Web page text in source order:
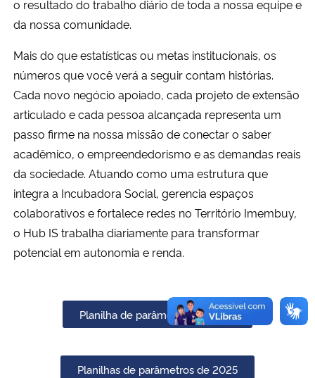
Ministério da Ciência, Tecnologia, Inovações e Comunicações
Ministério do Meio Ambiente
Ministério do Desenvolvimento Regional
Controladoria-Geral da União
Ministério da Mulher, da Família e dos Direitos Humanos
Secretaria-Geral
Gabinete de Segurança Institucional
Advocacia-Geral da União
o resultado do trabalho diário de toda a nossa equipe e
da nossa comunidade.
Mais do que estatísticas ou metas institucionais, os
números que você verá a seguir contam histórias.
Cada novo negócio apoiado, cada projeto de extensão
articulado e cada pessoa alcançada representa um
passo firme na nossa missão de conectar o saber
acadêmico, o empreendedorismo e as demandas reais
da sociedade. Atuando como uma estrutura que
integra a Incubadora Social, gerencia espaços
colaborativos e fortalece redes no Território Imembuy,
o Hub IS trabalha diariamente para transformar
potencial em autonomia e renda.
Planilha de parâmetros de 2026
Planilhas de parâmetros de 2025